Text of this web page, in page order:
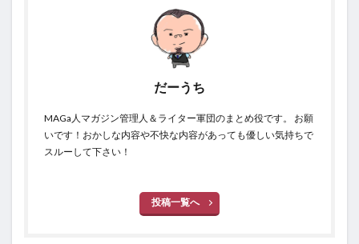
だーうち
MAGa人マガジン管理人＆ライター軍団のまとめ役です。 お願
いです！おかしな内容や不快な内容があっても優しい気持ちで
スルーして下さい！
投稿一覧へ